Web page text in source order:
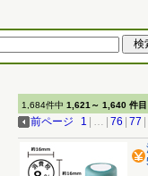
1,684件中 1,621～ 1,640 件目
前ページ 1 … 76 77